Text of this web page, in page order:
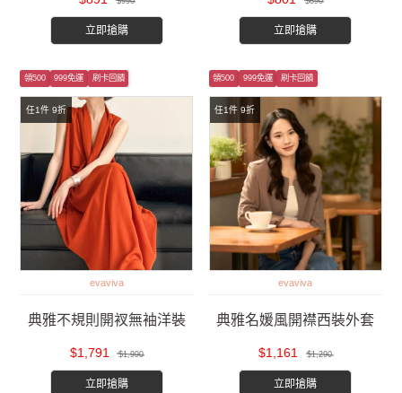
立即搶購 立即搶購
任1件 9折
領500 999免運 刷卡回饋
evaviva
典雅不規則開衩無袖洋裝
$1,791 $1,990
立即搶購
任1件 9折
領500 999免運 刷卡回饋
evaviva
典雅名媛風開襟西裝外套
$1,161 $1,290
立即搶購